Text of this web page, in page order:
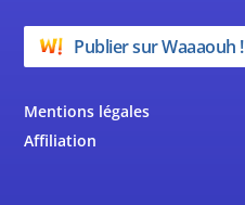
Publier sur Waaaouh !
Mentions légales
Affiliation